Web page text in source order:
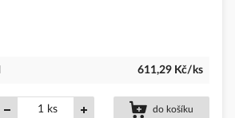
611,29 Kč/ks
ks do košíku